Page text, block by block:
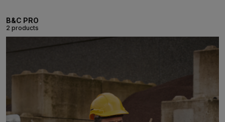
B&C PRO
2 products